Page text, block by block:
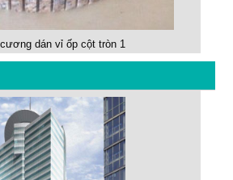
dán vỉ ốp cột tròn 1